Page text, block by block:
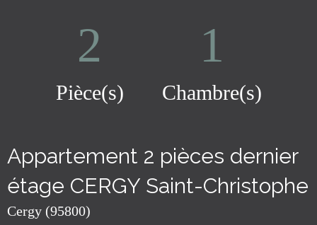
2
Pièce(s)
1
Chambre(s)
Appartement 2 pièces dernier
étage CERGY Saint-Christophe
Cergy (95800)